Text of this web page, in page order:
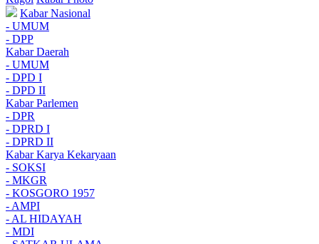
Kabar Nasional
- UMUM
- DPP
Kabar Daerah
- UMUM
- DPD I
- DPD II
Kabar Parlemen
- DPR
- DPRD I
- DPRD II
Kabar Karya Kekaryaan
- SOKSI
- MKGR
- KOSGORO 1957
- AMPI
- AL HIDAYAH
- MDI